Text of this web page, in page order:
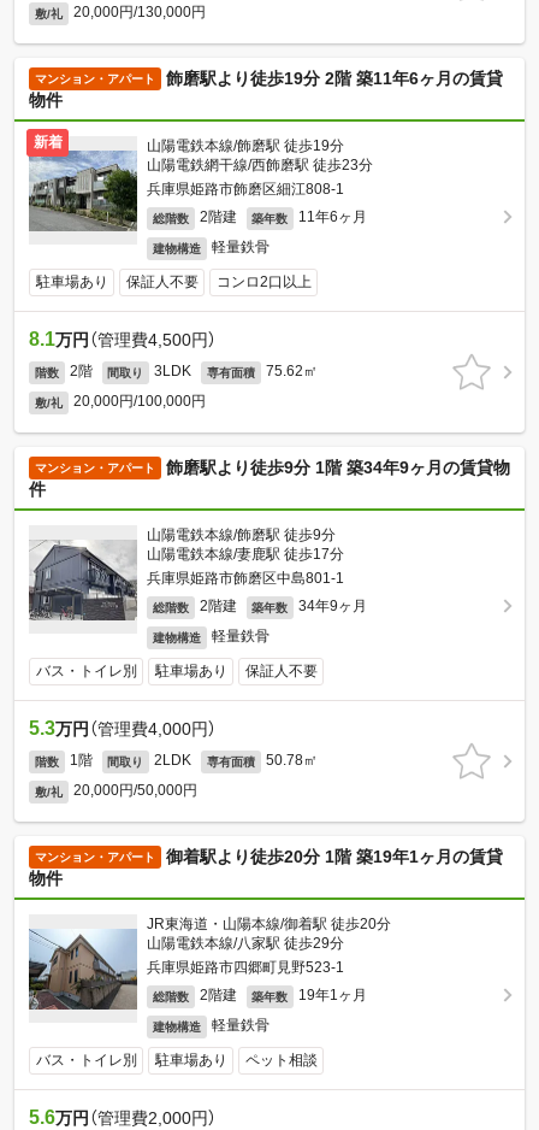
敷/礼 20,000円/130,000円
マンション・アパート
飾磨駅より徒歩19分 2階 築11年6ヶ月の賃貸
物件
新着
山陽電鉄本線/飾磨駅 徒歩19分
山陽電鉄網干線/西飾磨駅 徒歩23分
兵庫県姫路市飾磨区細江808-1
総階数 2階建 築年数 11年6ヶ月
建物構造 軽量鉄骨
駐車場あり 保証人不要 コンロ2口以上
8.1万円 （管理費4,500円）
階数 2階 間取り 3LDK 専有面積 75.62㎡
敷/礼 20,000円/100,000円
マンション・アパート
飾磨駅より徒歩9分 1階 築34年9ヶ月の賃貸物
件
山陽電鉄本線/飾磨駅 徒歩9分
山陽電鉄本線/妻鹿駅 徒歩17分
兵庫県姫路市飾磨区中島801-1
総階数 2階建 築年数 34年9ヶ月
建物構造 軽量鉄骨
バス・トイレ別 駐車場あり 保証人不要
5.3万円 （管理費4,000円）
階数 1階 間取り 2LDK 専有面積 50.78㎡
敷/礼 20,000円/50,000円
マンション・アパート
御着駅より徒歩20分 1階 築19年1ヶ月の賃貸
物件
JR東海道・山陽本線/御着駅 徒歩20分
山陽電鉄本線/八家駅 徒歩29分
兵庫県姫路市四郷町見野523-1
総階数 2階建 築年数 19年1ヶ月
建物構造 軽量鉄骨
バス・トイレ別 駐車場あり ペット相談
5.6万円 （管理費2,000円）